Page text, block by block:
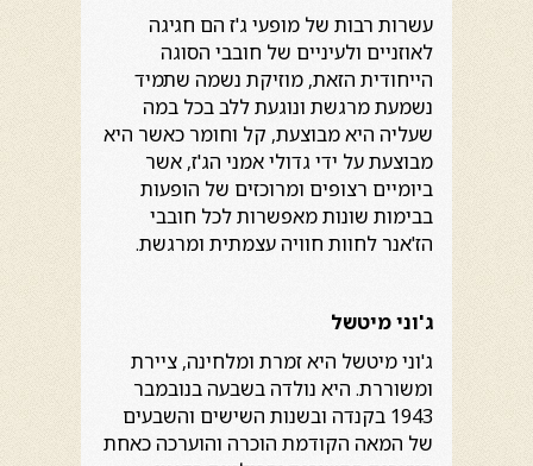
עשרות רבות של מופעי ג'ז הם חגיגה
לאוזניים ולעיניים של חובבי הסוגה
הייחודית הזאת, מוזיקת נשמה שתמיד
נשמעת מרגשת ונוגעת ללב בכל במה
שעליה היא מבוצעת, קל וחומר כאשר היא
מבוצעת על ידי גדולי אמני הג'ז, אשר
ביומיים רצופים ומרוכזים של הופעות
בבימות שונות מאפשרות לכל חובבי
הז'אנר לחוות חוויה עצמתית ומרגשת.
ג'וני מיטשל
ג'וני מיטשל היא זמרת ומלחינה, ציירת
ומשוררת. היא נולדה בשבעה בנובמבר
1943 בקנדה ובשנות השישים והשבעים
של המאה הקודמת הוכרה והוערכה כאחת